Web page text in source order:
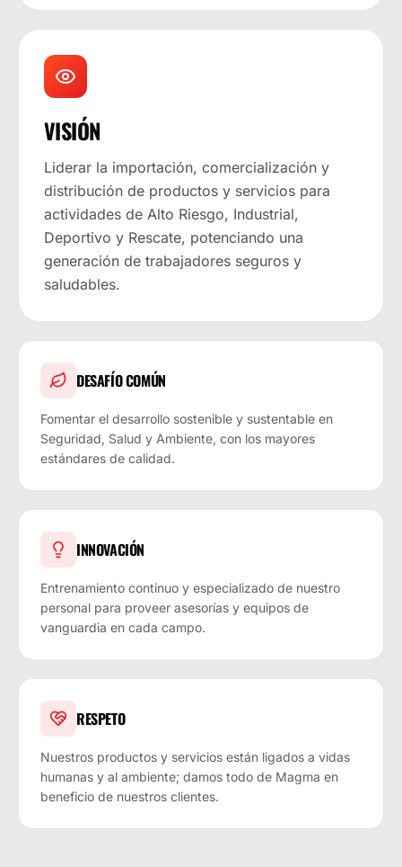
VISIÓN
Liderar la importación, comercialización y
distribución de productos y servicios para
actividades de Alto Riesgo, Industrial,
Deportivo y Rescate, potenciando una
generación de trabajadores seguros y
saludables.
DESAFÍO COMÚN
Fomentar el desarrollo sostenible y sustentable en
Seguridad, Salud y Ambiente, con los mayores
estándares de calidad.
INNOVACIÓN
Entrenamiento continuo y especializado de nuestro
personal para proveer asesorías y equipos de
vanguardia en cada campo.
RESPETO
Nuestros productos y servicios están ligados a vidas
humanas y al ambiente; damos todo de Magma en
beneficio de nuestros clientes.